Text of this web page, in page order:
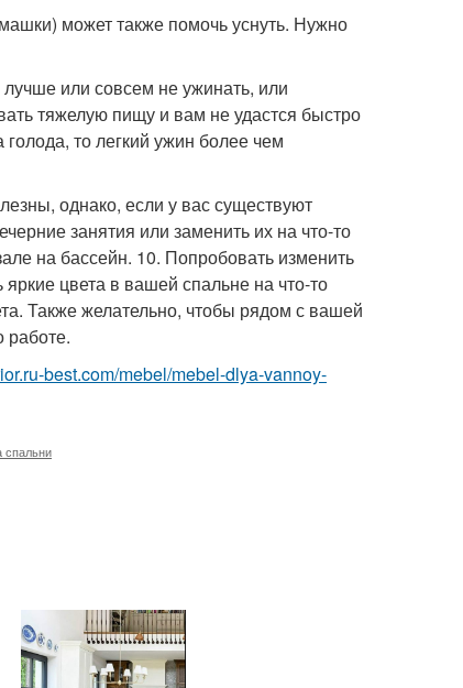
может также помочь уснуть. Нужно
или совсем не ужинать, или
тяжелую пищу и вам не удастся быстро
то легкий ужин более чем
однако, если у вас существуют
занятия или заменить их на что-то
на бассейн. 10. Попробовать изменить
цвета в вашей спальне на что-то
Также желательно, чтобы рядом с вашей
работе.
best.com/mebel/mebel-dlya-vannoy-
спальни